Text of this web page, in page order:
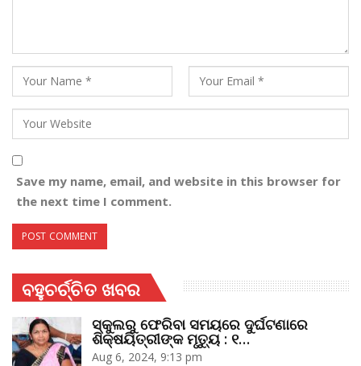
Save my name, email, and website in this browser for
the next time I comment.
ବହୁଚର୍ଚ୍ଚିତ ଖବର
ସ୍କୁଲରୁ ଫେରିବା ସମୟରେ ଦୁର୍ଘଟଣାରେ
ଶିକ୍ଷୟିତ୍ରୀଙ୍କ ମୃତ୍ୟୁ : ୧…
Aug 6, 2024, 9:13 pm